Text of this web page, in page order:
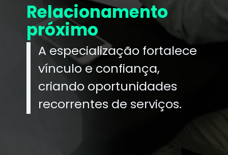
Relacionamento
próximo
A especialização fortalece
vínculo e confiança,
criando oportunidades
recorrentes de serviços.